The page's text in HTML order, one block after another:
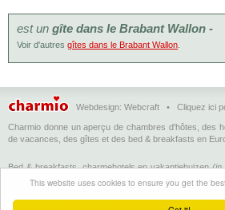
This website uses cookies to ensure you get the
est un gîte dans le Brabant Wallon -
Voir d'autres gîtes dans le Brabant Wallon
Webdesign: Webcraft • Cliquez ici
Charmio donne un aperçu de chambres d'hôtes, des
de vacances, des gîtes et des bed & breakfasts en
Bed & breakfasts, charmehotels en vakantiehuizen (in
d'hôtes, hôtels de charme et logements de
breakfasts, charming hotels and holiday
Breakfast, Charme-Hotels und Ferienhäuser (auf